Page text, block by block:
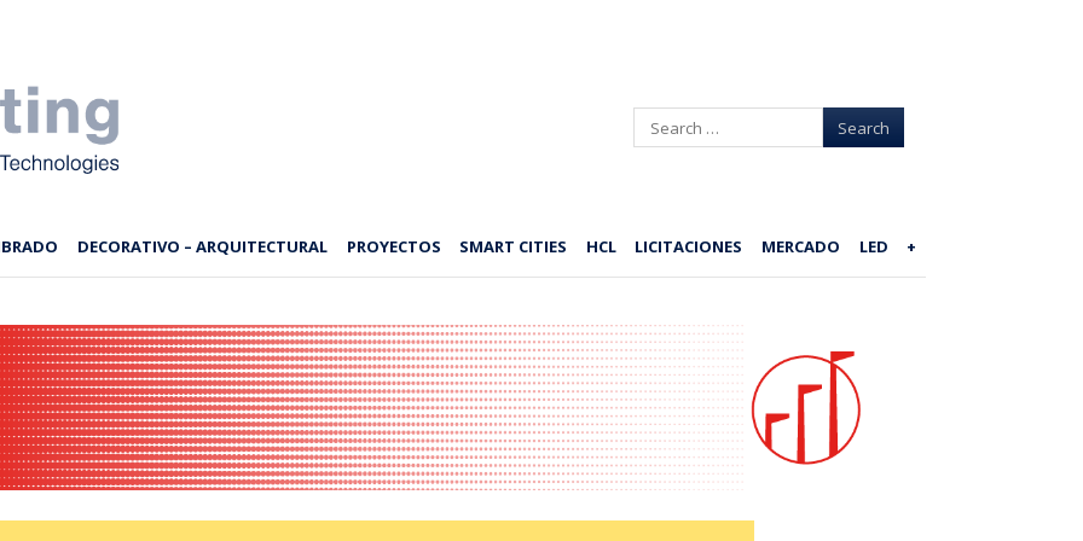
Search
DECORATIVO – ARQUITECTURAL PROYECTOS SMART CITIES HCL LICITACIONES MERCADO LED +